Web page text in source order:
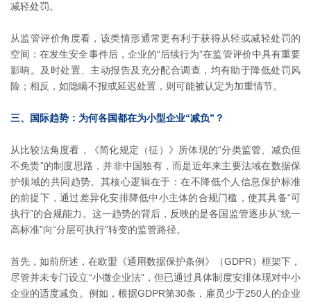
减轻处罚。
从监管评价角度看，该类情形通常更有利于获得从轻或减轻处罚的
空间：在发生安全事件后，企业的“后续行为”在监管评价中具有重要
影响。及时处置、主动报告及充分配合调查，均有助于降低处罚风
险；相反，如隐瞒不报或延迟处置，则可能被认定为加重情节。
三、国际趋势：为何各国都在为小型企业“减负”？
从比较法角度看，《简化规定（征）》所体现的“分类监管、减负但
不免责”的制度思路，并非中国独有，而是近年来主要法域在数据保
护领域的共同趋势。其核心逻辑在于：在不降低个人信息保护标准
的前提下，通过差异化安排降低中小主体的合规门槛，使其具备“可
执行”的合规能力。这一趋势的背后，反映的是各国监管逐步从“统一
高标准”向“分层可执行”转变的监管路径。
首先，如前所述，在欧盟《通用数据保护条例》（GDPR）框架下，
尽管并未专门设立“小微企业法”，但已通过具体制度安排体现对中小
企业的适度减负。例如，根据GDPR第30条，雇员少于250人的企业